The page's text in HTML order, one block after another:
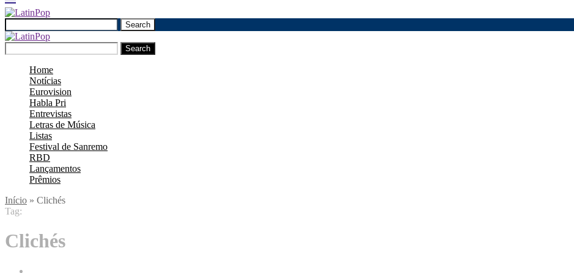
Search
Search
Home
Notícias
Eurovision
Habla Pri
Entrevistas
Letras de Música
Listas
Festival de Sanremo
RBD
Lançamentos
Prêmios
Início » Clichés
Tag:
Clichés